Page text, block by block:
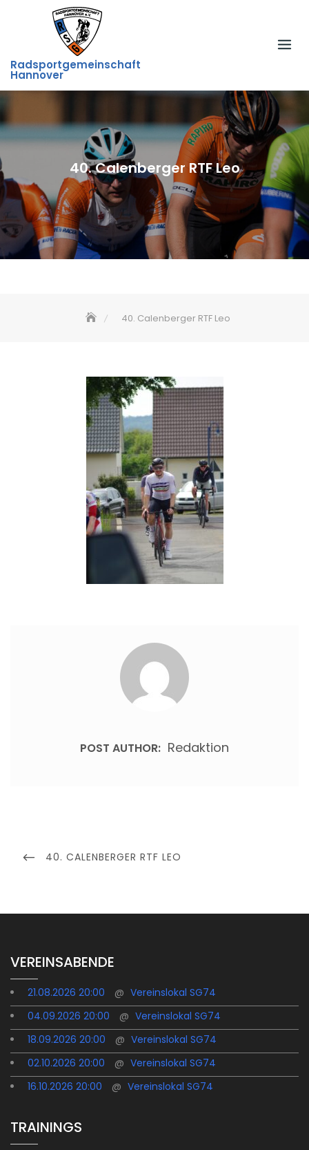
Radsportgemeinschaft
Hannover
40. Calenberger RTF Leo
40. Calenberger RTF Leo
POST AUTHOR: Redaktion
PREVIOUS
40. CALENBERGER RTF LEO
VEREINSABENDE
21.08.2026 20:00 @ Vereinslokal SG74
04.09.2026 20:00
@ Vereinslokal SG74
18.09.2026 20:00
@ Vereinslokal SG74
02.10.2026 20:00
@ Vereinslokal SG74
16.10.2026 20:00
@ Vereinslokal SG74
TRAININGS